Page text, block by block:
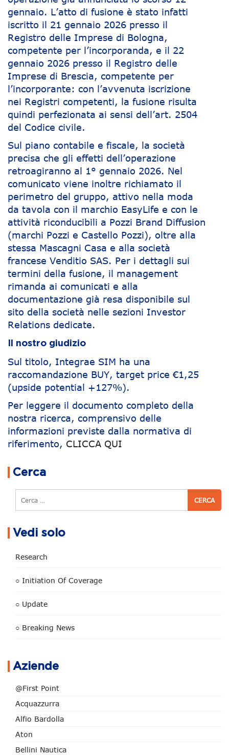
gennaio. L’atto di fusione è stato infatti
iscritto il 21 gennaio 2026 presso il
Registro delle Imprese di Bologna,
competente per l’incorporanda, e il 22
gennaio 2026 presso il Registro delle
Imprese di Brescia, competente per
l’incorporante: con l’avvenuta iscrizione
nei Registri competenti, la fusione risulta
quindi perfezionata ai sensi dell’art. 2504
del Codice civile.
Sul piano contabile e fiscale, la società
precisa che gli effetti dell’operazione
retroagiranno al 1° gennaio 2026. Nel
comunicato viene inoltre richiamato il
perimetro del gruppo, attivo nella moda
da tavola con il marchio EasyLife e con le
attività riconducibili a Pozzi Brand Diffusion
(marchi Pozzi e Castello Pozzi), oltre alla
stessa Mascagni Casa e alla società
francese Venditio SAS. Per i dettagli sui
termini della fusione, il management
rimanda ai comunicati e alla
documentazione già resa disponibile sul
sito della società nelle sezioni Investor
Relations dedicate.
Il nostro giudizio
Sul titolo, Integrae SIM ha una
raccomandazione BUY, target price €1,25
(upside potential +127%).
Per leggere il documento completo della
nostra ricerca, comprensivo delle
informazioni previste dalla normativa di
riferimento, CLICCA QUI
Cerca
Cerca
Vedi solo
Research
○ Initiation Of Coverage
○ Update
○ Breaking News
Aziende
@First Point
Acquazzurra
Alfio Bardolla
Aton
Bellini Nautica